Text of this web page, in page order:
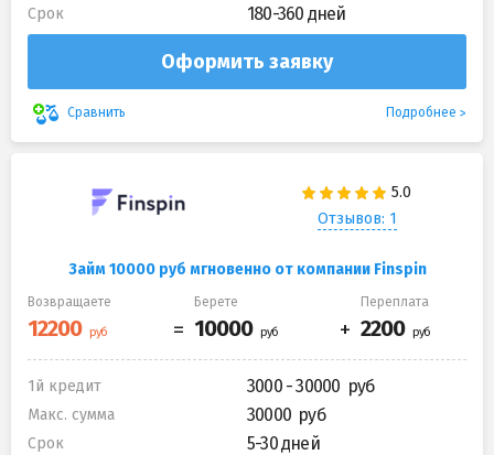
Срок 180-360 дней
Оформить заявку
Сравнить Подробнее
Отзывов: 1
Займ 10000 руб мгновенно от компании Finspin
Возвращаете Берете Переплата
1й кредит 3000 - 30000
Макс. сумма 30000
Срок 5-30 дней